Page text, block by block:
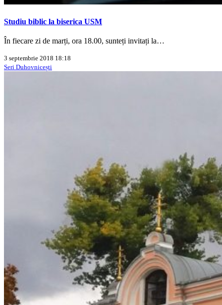
Studiu biblic la biserica USM
În fiecare zi de marți, ora 18.00, sunteți invitați la…
3 septembrie 2018 18:18
Seri Duhovnicești